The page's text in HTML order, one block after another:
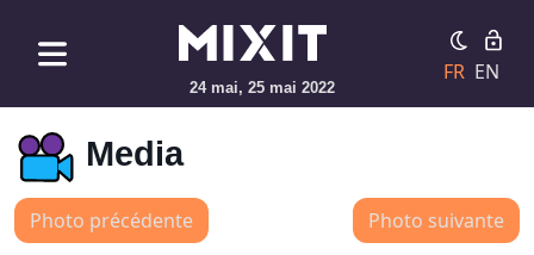
24 mai, 25 mai 2022
FR EN
Media
Photo précédente Photo suivante